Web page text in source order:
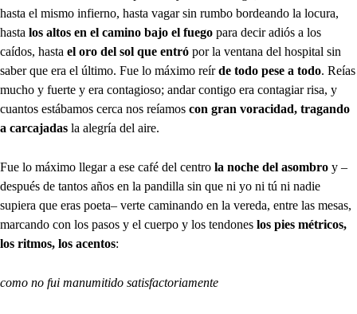
hasta el mismo infierno, hasta vagar sin rumbo bordeando la locura,
hasta los altos en el camino bajo el fuego para decir adiós a los
caídos, hasta el oro del sol que entró por la ventana del hospital sin
saber que era el último. Fue lo máximo reírde todo pese a todo. Reías
mucho y fuerte y era contagioso; andar contigo era contagiar risa, y
cuantos estábamos cerca nos reíamos con gran voracidad, tragando
a carcajadas la alegría del aire.
Fue lo máximo llegar a ese café del centro la noche del asombro y –
después de tantos años en la pandilla sin que ni yo ni tú ni nadie
supiera que eras poeta– verte caminando en la vereda, entre las mesas,
marcando con los pasos y el cuerpo y los tendones los pies métricos,
los ritmos, los acentos:
como no fui manumitido satisfactoriamente